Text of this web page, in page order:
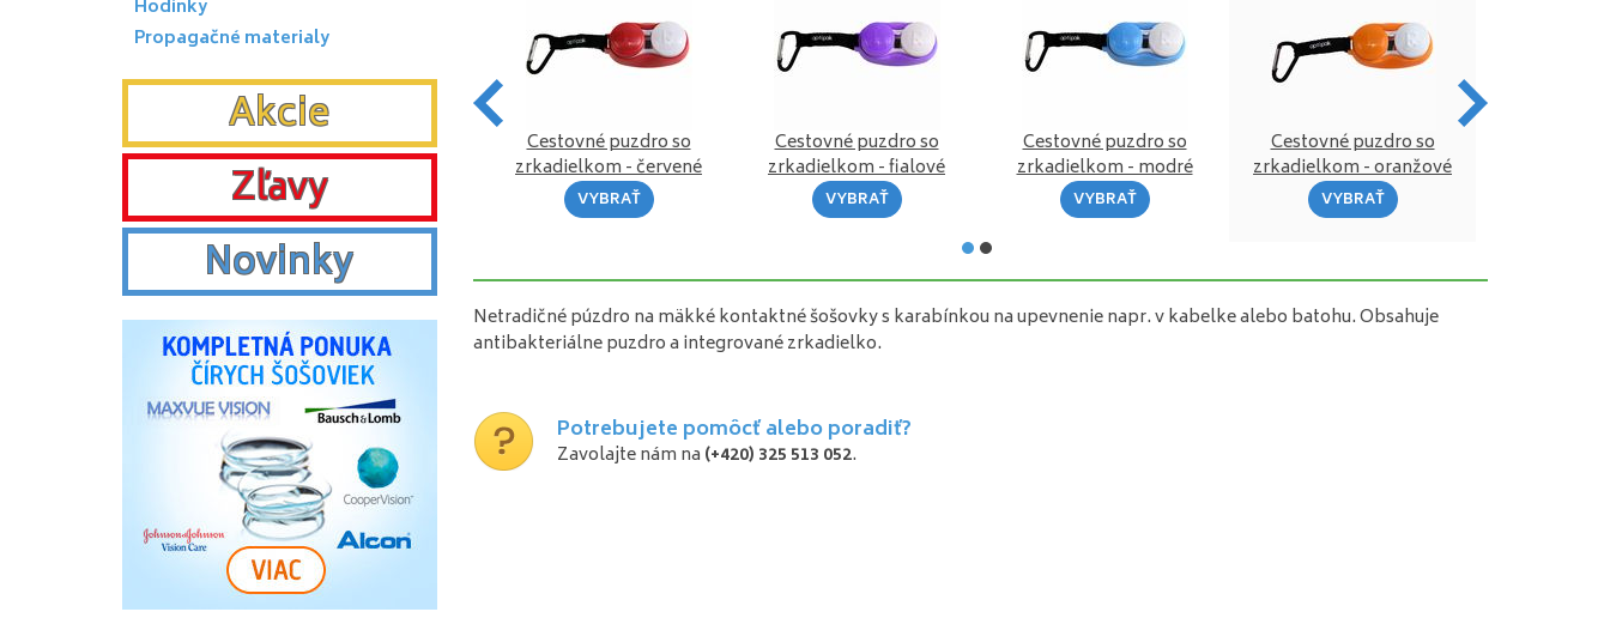
Cestovné puzdro so
zrkadielkom - oranžové
Cestovné puzdro so
zrkadielkom - zelené
Cestovné puzdro so
zrkadielkom - červené
VYBRAŤ
Cestovné puzdro so
zrkadielkom - fialové
VYBRAŤ
Cestovné puzdro so
zrkadielkom - modré
VYBRAŤ
Cestovné puzdro so
zrkadielkom - oranžové
VYBRAŤ
Netradičné púzdro na mäkké kontaktné šošovky s karabínkou na upevnenie napr. v kabelke alebo batohu. Obsahuje
antibakteriálne puzdro a integrované zrkadielko.
Potrebujete pomôcť alebo poradiť?
Zavolajte nám na (+420) 325 513 052.
Hodinky
Propagačné materialy
Akcie
Zľavy
Novinky